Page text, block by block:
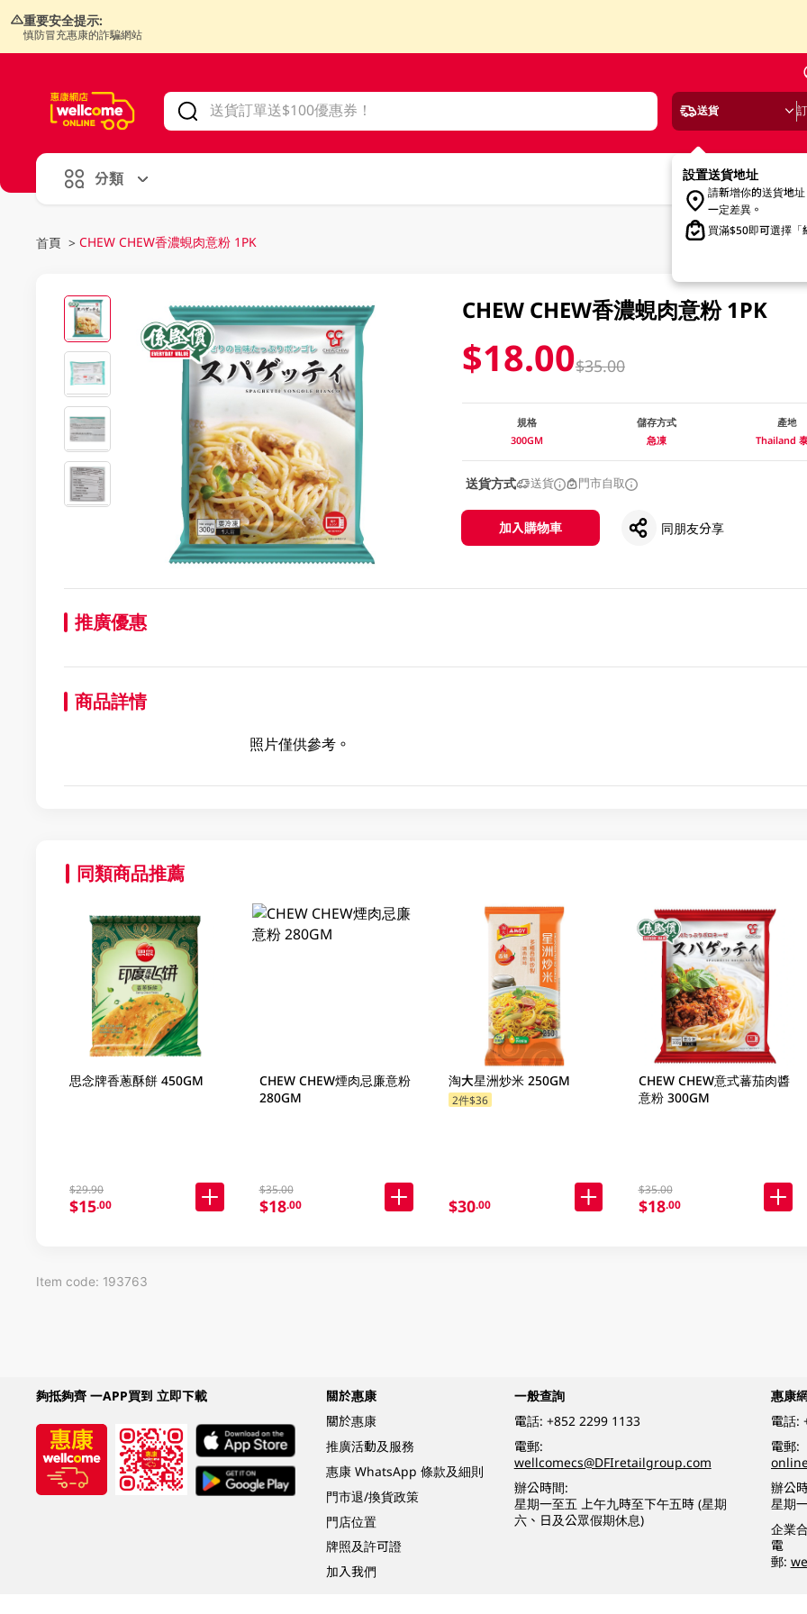
重要安全提示:
慎防冒充惠康的詐騙網站
送貨
設置送貨地址
請新增你的送貨地
一定差異。
買滿$50即可選擇「
分類
首頁 > CHEW CHEW香濃蜆肉意粉 1PK
CHEW CHEW香濃蜆肉意粉 1PK
$18.00$35.00
規格
300GM
儲存方式
急凍
產地
Thailand
送貨方式 送貨 門市自取
加入購物車 同朋友分享
推廣優惠
商品詳情
照片僅供參考。
同類商品推薦
思念牌香蔥酥餅 450GM
$29.90
$15.00
CHEW CHEW煙肉忌廉意粉
280GM
$35.00
$18.00
淘大星洲炒米 250GM
2件$36
$30.00
CHEW CHEW意式蕃茄肉醬
意粉 300GM
$35.00
$18.00
Item code: 193763
夠抵夠齊 一APP買到 立即下載
關於惠康
關於惠康
推廣活動及服務
惠康 WhatsApp 條款及細則
門市退/換貨政策
門店位置
牌照及許可證
加入我們
一般查詢
電話: +852 2299 1133
電郵:
wellcomecs@DFIretailgroup.com
辦公時間:
星期一至五 上午九時至下午五時 (星期
六、日及公眾假期休息)
惠康
電話:
電郵:
辦公
星期
企業
電
郵: